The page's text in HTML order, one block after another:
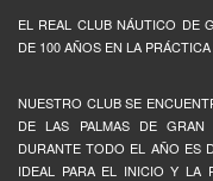
EL REAL CLUB NÁUTICO DE
DE 100 AÑOS EN LA
NUESTRO CLUB SE
DE LAS PALMAS DE GRAN
DURANTE TODO EL AÑO ES
IDEAL PARA EL INICIO Y LA